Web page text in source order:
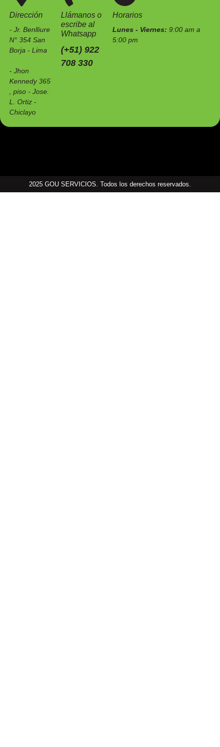
estaciones de servicio e instalaciones industriales.
Dirección
- Jr. Benlliure
N° 354 San
Borja - Lima
- Jhon
Kennedy 365
, piso - Jose.
L. Ortiz -
Chiclayo
Llámanos o
escribe al
Whatsapp
(+51) 922
708 330
Horarios
Lunes - Viernes: 9:00 am a
5:00 pm
2025 GOU SERVICIOS. Todos los derechos reservados.